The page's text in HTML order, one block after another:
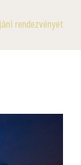
rendezvényét